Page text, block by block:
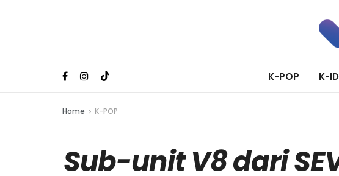
K-POP K-
Home K-POP
Sub-unit V8 dari